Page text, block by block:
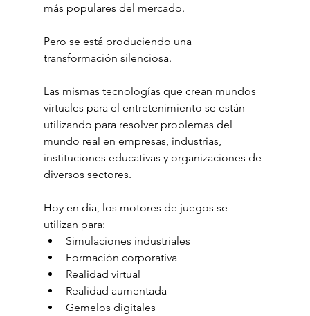
más populares del mercado.
Pero se está produciendo una
transformación silenciosa.
Las mismas tecnologías que crean mundos
virtuales para el entretenimiento se están
utilizando para resolver problemas del
mundo real en empresas, industrias,
instituciones educativas y organizaciones de
diversos sectores.
Hoy en día, los motores de juegos se
utilizan para:
Simulaciones industriales
Formación corporativa
Realidad virtual
Realidad aumentada
Gemelos digitales